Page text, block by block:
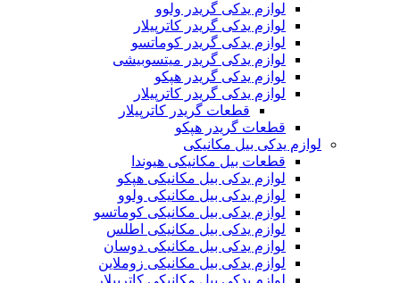
لوازم یدکی گریدر ولوو
لوازم یدکی گریدر کاترپیلار
لوازم یدکی گریدر کوماتسو
لوازم یدکی گریدر میتسوبیشی
لوازم یدکی گریدر هپکو
لوازم یدکی گریدر کاترپیلار
قطعات گریدر کاترپیلار
قطعات گریدر هپکو
لوازم یدکی بیل مکانیکی
قطعات بیل مکانیکی هیوندا
لوازم یدکی بیل مکانیکی هپکو
لوازم یدکی بیل مکانیکی ولوو
لوازم یدکی بیل مکانیکی کوماتسو
لوازم یدکی بیل مکانیکی اطلس
لوازم یدکی بیل مکانیکی دوسان
لوازم یدکی بیل مکانیکی زوملاین
لوازم یدکی بیل مکانیکی کاترپیلار